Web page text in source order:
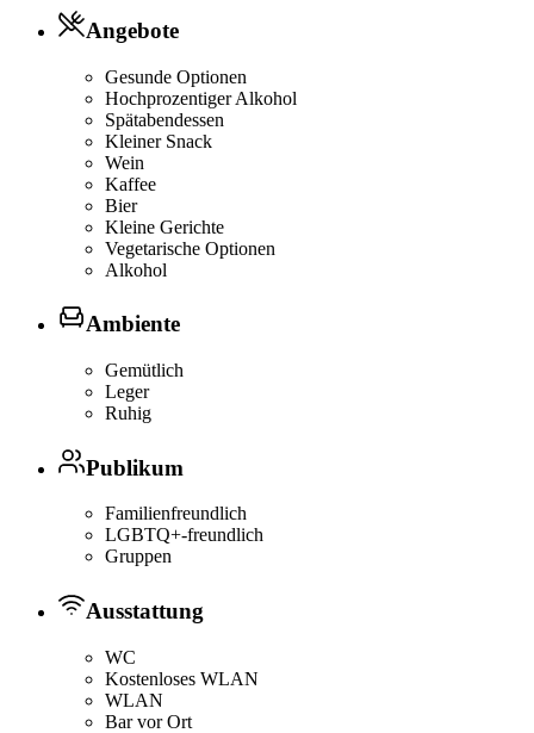
Angebote
Gesunde Optionen
Hochprozentiger Alkohol
Spätabendessen
Kleiner Snack
Wein
Kaffee
Bier
Kleine Gerichte
Vegetarische Optionen
Alkohol
Ambiente
Gemütlich
Leger
Ruhig
Publikum
Familienfreundlich
LGBTQ+-freundlich
Gruppen
Ausstattung
WC
Kostenloses WLAN
WLAN
Bar vor Ort